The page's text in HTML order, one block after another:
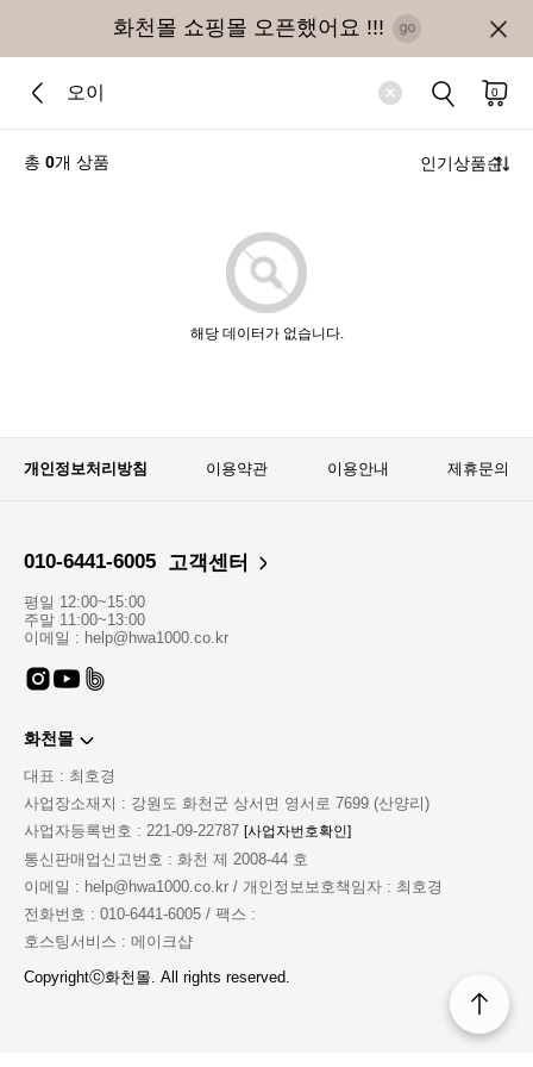
화천몰 쇼핑몰 오픈했어요 !!!
0
총 0개 상품
해당 데이터가 없습니다.
개인정보처리방침 이용약관 이용안내 제휴문의
010-6441-6005 고객센터
평일 12:00~15:00
주말 11:00~13:00
이메일 : help@hwa1000.co.kr
화천몰
대표 : 최호경
사업장소재지 : 강원도 화천군 상서면 영서로 7699 (산양리)
사업자등록번호 : 221-09-22787 [사업자번호확인]
통신판매업신고번호 : 화천 제 2008-44 호
이메일 : help@hwa1000.co.kr / 개인정보보호책임자 : 최호경
전화번호 : 010-6441-6005 / 팩스 :
호스팅서비스 : 메이크샵
Copyrightⓒ화천몰. All rights reserved.